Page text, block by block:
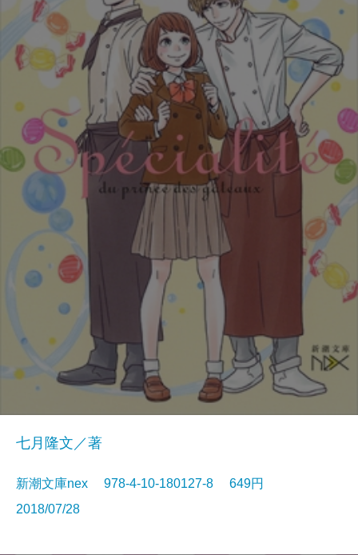
七月隆文／著
新潮文庫nex 978-4-10-180127-8 649円
2018/07/28